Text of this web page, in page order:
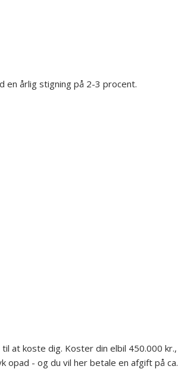
en årlig stigning på 2-3 procent.
at koste dig. Koster din elbil 450.000 kr.,
opad - og du vil her betale en afgift på ca.